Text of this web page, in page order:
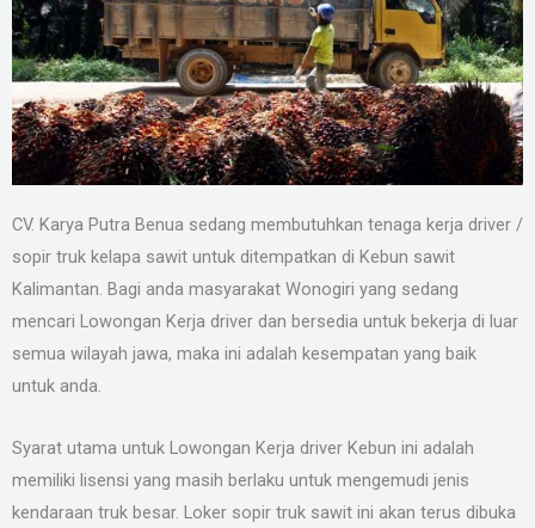
CV. Karya Putra Benua sedang membutuhkan tenaga kerja driver /
sopir truk kelapa sawit untuk ditempatkan di Kebun sawit
Kalimantan. Bagi anda masyarakat Wonogiri yang sedang
mencari Lowongan Kerja driver dan bersedia untuk bekerja di luar
semua wilayah jawa, maka ini adalah kesempatan yang baik
untuk anda.
Syarat utama untuk Lowongan Kerja driver Kebun ini adalah
memiliki lisensi yang masih berlaku untuk mengemudi jenis
kendaraan truk besar. Loker sopir truk sawit ini akan terus dibuka